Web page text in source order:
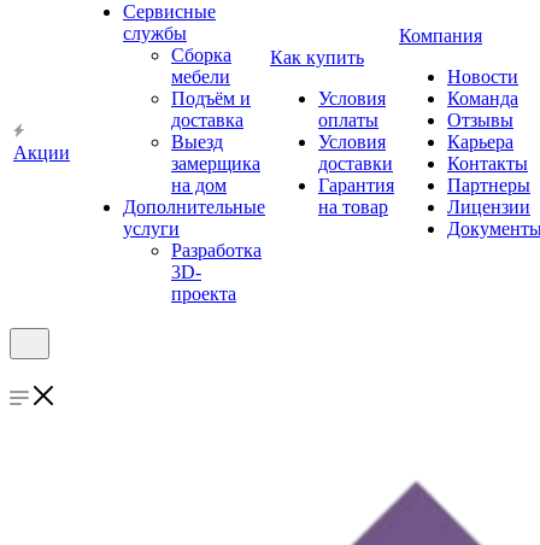
Акции
Сервисные
службы
Сборка
мебели
Подъём и
доставка
Выезд
замерщика
на дом
Дополнительные
услуги
Разработка
3D-
проекта
Как купить
Условия
оплаты
Условия
доставки
Гарантия
на товар
Компания
Новости
Команда
Отзывы
Карьера
Контакты
Партнеры
Лицензии